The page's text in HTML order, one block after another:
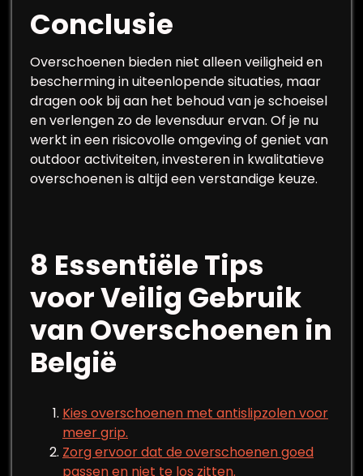
Conclusie
Overschoenen bieden niet alleen veiligheid en
bescherming in uiteenlopende situaties, maar
dragen ook bij aan het behoud van je schoeisel
en verlengen zo de levensduur ervan. Of je nu
werkt in een risicovolle omgeving of geniet van
outdoor activiteiten, investeren in kwalitatieve
overschoenen is altijd een verstandige keuze.
8 Essentiële Tips
voor Veilig Gebruik
van Overschoenen in
België
Kies overschoenen met antislipzolen voor
meer grip.
Zorg ervoor dat de overschoenen goed
passen en niet te los zitten.